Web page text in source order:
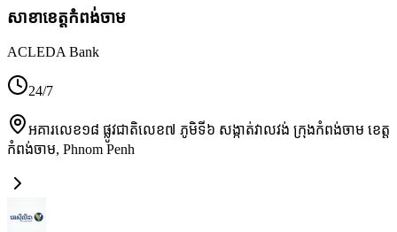
សាខា​ខេត្តកំពង់ចាម
ACLEDA Bank
24/7
អគារលេខ១៨ ផ្លូវជាតិលេខ៧ ភូមិទី៦ សង្កាត់វាលវង់ ក្រុងកំពង់ចាម ខេត្ត
កំពង់ចាម, Phnom Penh